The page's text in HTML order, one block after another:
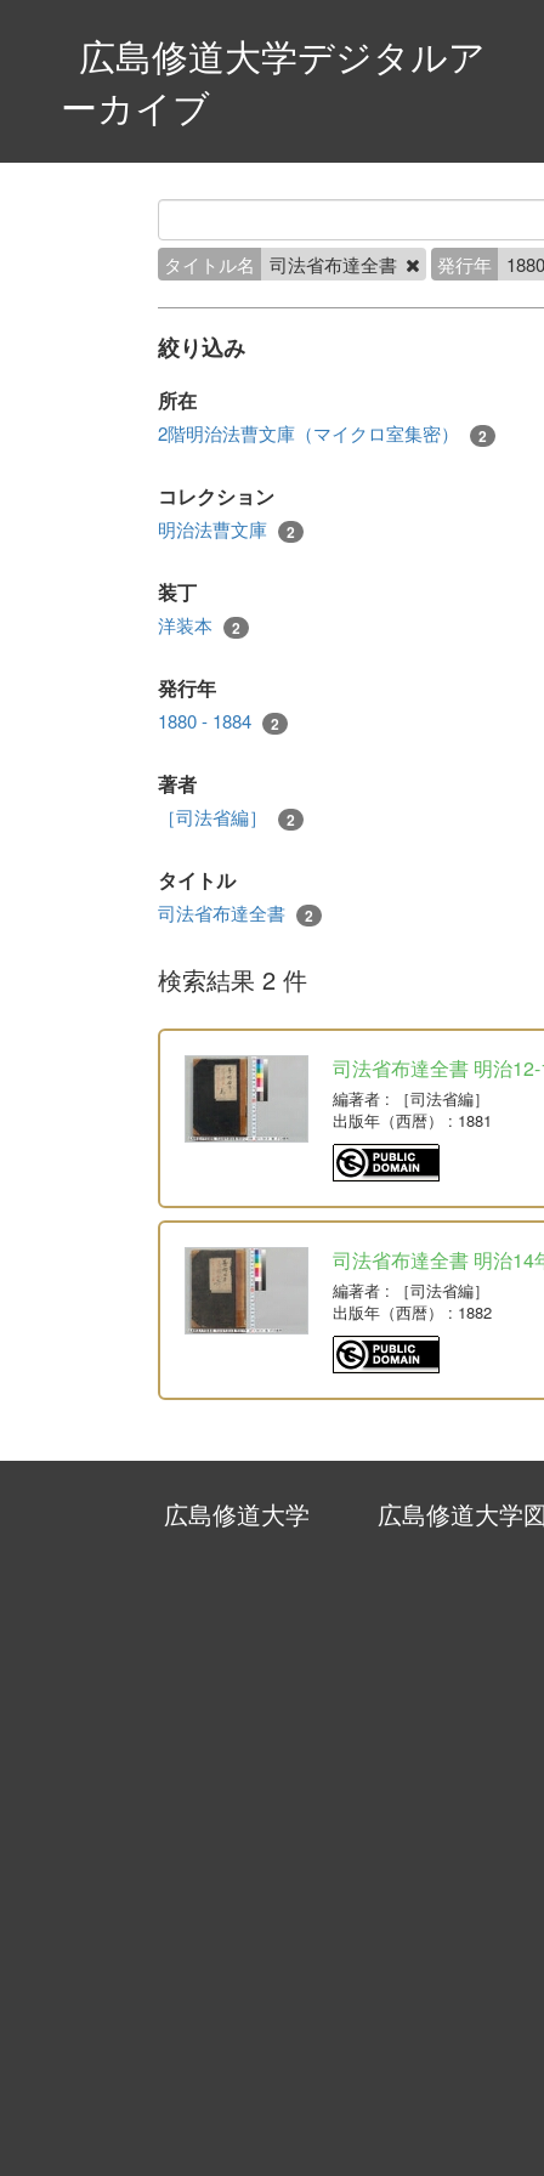
広島修道大学デジタルア
ーカイブ
タイトル名 司法省布達全書 発行年
絞り込み
所在
2階明治法曹文庫（マイクロ室集密） 2
コレクション
明治法曹文庫 2
装丁
洋装本 2
発行年
1880 - 1884 2
著者
［司法省編］ 2
タイトル
司法省布達全書 2
検索結果 2 件
司法省布達全書 明治
編著者 : ［司法省編］
出版年（西暦）
: 1881
司法省布達全書 明治14
編著者 : ［司法省編］
出版年（西暦）
: 1882
広島修道大学 広島修道大学